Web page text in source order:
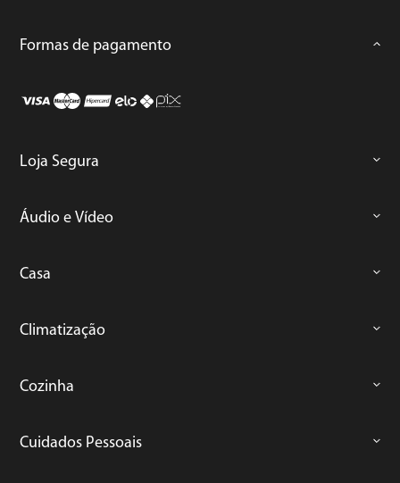
Formas de pagamento
Loja Segura
Áudio e Vídeo
Casa
Climatização
Cozinha
Cuidados Pessoais